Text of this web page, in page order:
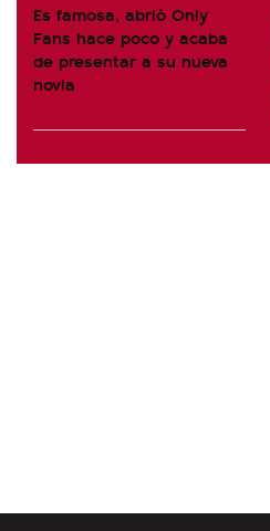
Es famosa, abrió Only
Fans hace poco y acaba
de presentar a su nueva
novia